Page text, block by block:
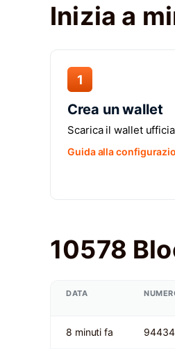
Inizia a
1
Crea un wallet
Scarica il wallet
Guida alla
10578
DATA
8 minuti fa